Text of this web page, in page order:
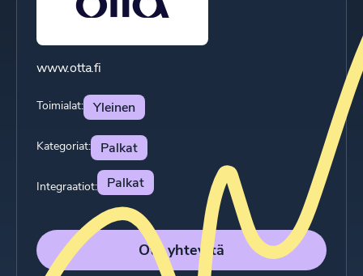
www.otta.fi
Toimialat: Yleinen
Kategoriat: Palkat
Integraatiot: Palkat
Ota yhteyttä